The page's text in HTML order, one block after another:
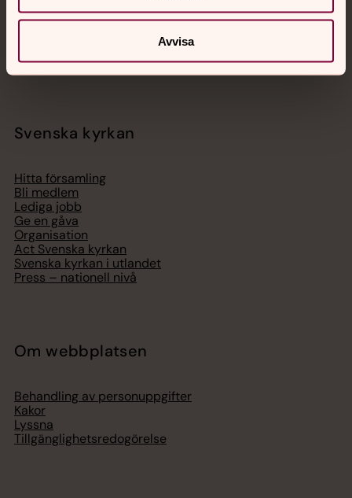
Avvisa
Chatt
Svenska kyrkan
Hitta församling
Bli medlem
Lediga jobb
Ge en gåva
Organisation
Act Svenska kyrkan
Svenska kyrkan i utlandet
Press – nationell nivå
Om webbplatsen
Behandling av personuppgifter
Kakor
Lyssna
Tillgänglighetsredogörelse